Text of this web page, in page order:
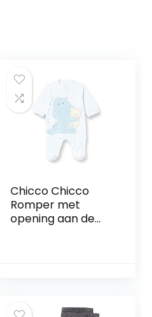
Chicco Chicco
Romper met
opening aan de